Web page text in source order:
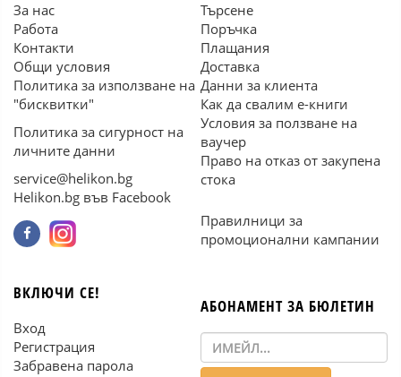
За нас
Работа
Контакти
Общи условия
Политика за използване на
"бисквитки"
Политика за сигурност на
личните данни
service@helikon.bg
Helikon.bg във Facebook
Търсене
Поръчка
Плащания
Доставка
Данни за клиента
Как да свалим е-книги
Условия за ползване на
ваучер
Право на отказ от закупена
стока
Правилници за
промоционални кампании
ВКЛЮЧИ СЕ!
Вход
Регистрация
Забравена парола
АБОНАМЕНТ ЗА БЮЛЕТИН